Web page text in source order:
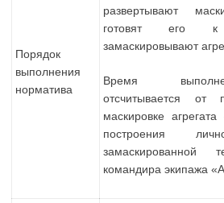
Порядок
выполнения
норматива
развертывают
готовят его
замаскировывают
Время
отсчитывается
маскировке
построения
замаскированной
командира экипажа